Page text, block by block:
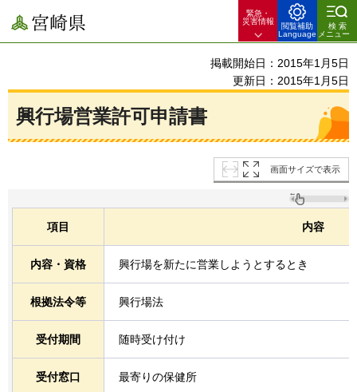
宮崎県
緊急・
災害情報
閲覧補助
Language
検索
メニュー
掲載開始日：2015年1月5日
更新日：2015年1月5日
興行場営業許可申請書
画面サイズで表示
項目 内容
内容・資格 興行場を新たに営業しようとするとき
根拠法令等 興行場法
受付期間 随時受け付け
受付窓口 最寄りの保健所